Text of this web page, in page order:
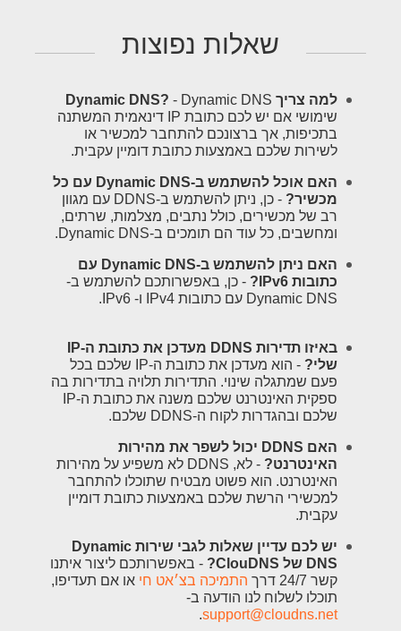
שאלות נפוצות
למה צריך Dynamic DNS? - Dynamic DNS
שימושי אם יש לכם כתובת IP דינאמית המשתנה
בתכיפות, אך ברצונכם להתחבר למכשיר או
לשירות שלכם באמצעות כתובת דומיין עקבית.
האם אוכל להשתמש ב-Dynamic DNS עם כל
מכשיר?
- כן, ניתן להשתמש ב-DDNS עם מגוון
רב של מכשירים, כולל נתבים, מצלמות, שרתים,
ומחשבים, כל עוד הם תומכים ב-Dynamic DNS.
האם ניתן להשתמש ב-Dynamic DNS עם
כתובות IPv6?
- כן, באפשרותכם להשתמש ב-
Dynamic DNS עם כתובות IPv4 ו- IPv6.
באיזו תדירות DDNS מעדכן את כתובת ה-IP
שלי?
- הוא מעדכן את כתובת ה-IP שלכם בכל
פעם שמתגלה שינוי. התדירות תלויה בתדירות בה
ספקית האינטרנט שלכם משנה את כתובת ה-IP
שלכם ובהגדרות לקוח ה-DDNS שלכם.
האם DDNS יכול לשפר את מהירות
האינטרנט?
- לא, DDNS לא משפיע על מהירות
האינטרנט. הוא פשוט מבטיח שתוכלו להתחבר
למכשירי הרשת שלכם באמצעות כתובת דומיין
עקבית.
יש לכם עדיין שאלות לגבי שירות Dynamic
DNS של ClouDNS?
- באפשרותכם ליצור איתנו
קשר 24/7 דרך
התמיכה בצ׳אט חי או אם תעדיפו,
תוכלו לשלוח לנו הודעה ב-
support@cloudns.net
.